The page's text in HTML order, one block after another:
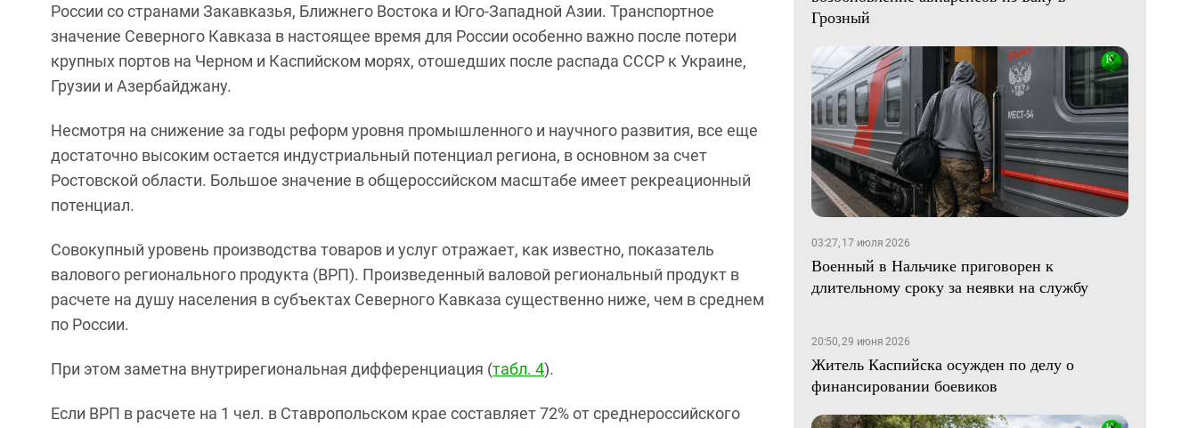
России со странами Закавказья, Ближнего Востока и Юго-Западной Азии. Транспортное
значение Северного Кавказа в настоящее время для России особенно важно после потери
крупных портов на Черном и Каспийском морях, отошедших после распада СССР к Украине,
Грузии и Азербайджану.
Несмотря на снижение за годы реформ уровня промышленного и научного развития, все еще
достаточно высоким остается индустриальный потенциал региона, в основном за счет
Ростовской области. Большое значение в общероссийском масштабе имеет рекреационный
потенциал.
Совокупный уровень производства товаров и услуг отражает, как известно, показатель
валового регионального продукта (ВРП). Произведенный валовой региональный продукт в
расчете на душу населения в субъектах Северного Кавказа существенно ниже, чем в среднем
по России.
При этом заметна внутрирегиональная дифференциация (табл. 4).
Если ВРП в расчете на 1 чел. в Ставропольском крае составляет 72% от среднероссийского
Грозный
03:27, 17 июля 2026
Военный в Нальчике приговорен к
длительному сроку за неявки на службу
20:50, 29 июня 2026
Житель Каспийска осужден по делу о
финансировании боевиков